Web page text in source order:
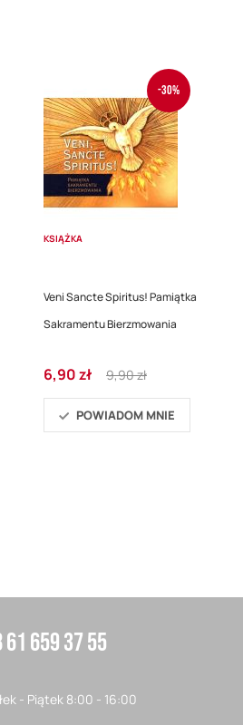
-30%
KSIĄŻKA
Veni Sancte Spiritus! Pamiątka
Sakramentu Bierzmowania
Cena
promocyjna
6,90 zł
Regular
Price
9,90 zł
POWIADOM MNIE
61 659 37 55
- Piątek 8:00 - 16:00